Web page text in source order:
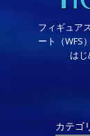
フィギュア
ート（WFS
は
カテゴ